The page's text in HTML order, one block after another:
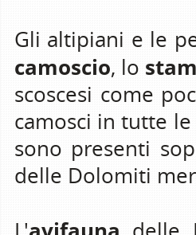
Gli altipiani e le
camoscio, lo
scoscesi come
camosci in tutte
sono presenti
delle Dolomiti